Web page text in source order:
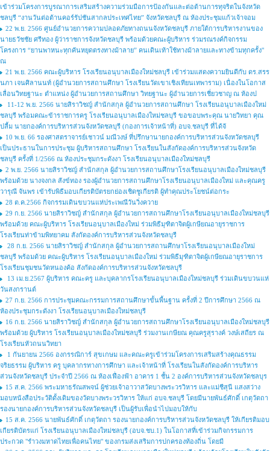
เข้าร่วมโครงการบูรณาการเสริมสร้างความร่วมมือการป้องกันและต่อต้านการทุจริตในจังหวัด
ชลบุรี “งานวันต่อต้านคอร์รัปชันสากลประเทศไทย” จังหวัดชลบุรี ณ ห้องประชุมแก้วเจ้าจอม
22 พ.ย. 2566 ศูนย์อำนวยการความปลอดภัยทางถนนจังหวัดชลบุรี ภายใต้การบริหารงานของ
นายธวัชชัย ศรีทอง ผู้ว่าราชการจังหวัดชลบุรี พร้อมด้วยคณะผู้บริหาร ร่วมรณรงค์กิจกรรม
โครงการ “ยานพาหนะทุกคันหยุดตรงทางม้าลาย” คนเดินเท้าใช้ทางม้าลายและทางข้ามทุกครั้ง"
ณ
21 พ.ย. 2566 คณะผู้บริหาร โรงเรียนอนุบาลเมืองใหม่ชลบุรี เข้าร่วมแสดงความยินดีกับ ดร.สรร
นภา เจนศิลานนท์ (ผู้อำนวยการสถานศึกษา โรงเรียนวัดเขาเชิงเทียนเทพาราม) เนื่องในโอกาส
เลื่อนวิทยฐานะ ตำแหน่ง ผู้อำนวยการสถานศึกษา วิทยฐานะ ผู้อำนวยการเชี่ยวชาญ ณ ห้องป
11-12 พ.ย. 2566 นายสิราวิชญ์ สำนักสกุล ผู้อำนวยการสถานศึกษา โรงเรียนอนุบาลเมืองใหม่
ชลบุรี พร้อมคณะข้าราชการครู โรงเรียนอนุบาลเมืองใหม่ชลบุรี ขอขอบพระคุณ นายวิทยา คุณ
ปลื้ม นายกองค์การบริหารส่วนจังหวัดชลบุรี (กองการเจ้าหน้าที่) อบจ.ชลบุรี ที่ได้จั
10 พ.ย. 66 รองศาสตราจารย์เชาวน์ มณีวงษ์ ที่ปรึกษานายกองค์การบริหารส่วนจังหวัดชลบุรี
เป็นประธานในการประชุม ผู้บริหารสถานศึกษา โรงเรียนในสังกัดองค์การบริหารส่วนจังหวัด
ชลบุรี ครั้งที่ 1/2566 ณ ห้องประชุมกระดังงา โรงเรียนอนุบาลเมืองใหม่ชลบุรี
2 พ.ย. 2566 นายสิราวิชญ์ สำนักสกุล ผู้อำนวยการสถานศึกษาโรงเรียนอนุบาลเมืองใหม่ชลบุรี
พร้อมด้วย นางจงกล สังข์ทอง รองผู้อำนวยการสถานศึกษาโรงเรียนอนุบาลเมืองใหม่ และคุณครู
วารุณี จันพร เข้ารับพิธีมอบเกียรติบัตรยกย่องเชิดชูเกียรติ ผู้ทำคุณประโยชน์ต่อกระ
28 ต.ค.2566 กิจกรรมเดินขบวนแห่ประเพณีวันวิ่งควาย
29 ก.ย. 2566 นายสิราวิชญ์ สำนักสกุล ผู้อำนวยการสถานศึกษาโรงเรียนอนุบาลเมืองใหม่ชลบุรี
พร้อมด้วย คณะผู้บริหาร โรงเรียนอนุบาลเมืองใหม่ ร่วมพิธีมุฑิตาจิตผู้เกษียณอายุราชการ
โรงเรียนท่าข้ามพิทยาคม สังกัดองค์การบริหารส่วนจังหวัดชลบุรี
28 ก.ย. 2566 นายสิราวิชญ์ สำนักสกุล ผู้อำนวยการสถานศึกษาโรงเรียนอนุบาลเมืองใหม่
ชลบุรี พร้อมด้วย คณะผู้บริหาร โรงเรียนอนุบาลเมืองใหม่ ร่วมพิธีมุฑิตาจิตผู้เกษียณอายุราชการ
โรงเรียนชุมชนวัดหนองค้อ สังกัดองค์การบริหารส่วนจังหวัดชลบุรี
13 เม.ย.2567 ผู้บริหาร คณะครู และบุคลากรโรงเรียนอนุบาลเมืองใหม่ชลบุรี ร่วมเดินขบวนแห่
วันสงกรานต์
27 ก.ย. 2566 การประชุมคณะกรรมการสถานศึกษาขั้นพื้นฐาน ครั้งที่ 2 ปีการศึกษา 2566 ณ
ห้องประชุมกระดังงา โรงเรียนอนุบาลเมืองใหม่ชลบุรี
16 ก.ย. 2566 นายสิราวิชญ์ สำนักสกุล ผู้อำนวยการสถานศึกษาโรงเรียนอนุบาลเมืองใหม่ชลบุรี
พร้อมด้วย ผู้บริหาร โรงเรียนอนุบาลเมืองใหม่ชลบุรี ร่วมงานเกษียณ คุณครูสุรางค์ วงษ์เสถียร ณ
โรงเรียนหัวถนนวิทยา
1 กันยายน 2566 องกรรณิการ์ สุขเกษม และคณะครูเข้าร่วมโครงการเสริมสร้างคุณธรรม
จริยธรรม ผู้บริหาร ครู บุคลากรทางการศึกษา และเจ้าหน้าที่ โรงเรียนในสังกัดองค์การบริหาร
ส่วนจังหวัดชลบุรี ประจำปี 2566 ณ ห้องเฟื่องฟ้า อาคาร 1 ชั้น 2 องค์การบริหารส่วนจังหวัดชลบุร
15 ส.ค. 2566 พระมหาธรัณสพจน์ ผู้ช่วยเจ้าอาวาสวัดบางพระวรวิหาร และแม่ชีสุนี แสงสว่าง
มอบหนังสือประวัติดั้งเดิมของวัดบางพระวรวิหาร ให้แก่ อบจ.ชลบุรี โดยมีนายพันธ์ศักดิ์ เกตุวัตถา
รองนายกองค์การบริหารส่วนจังหวัดชลบุรี เป็นผู้รับเพื่อนำไปมอบให้กับ
15 ส.ค. 2566 นายพันธ์ศักดิ์ เกตุวัตถา รองนายกองค์การบริหารส่วนจังหวัดชลบุรี ให้เกียรติมอบ
เกียรติบัตรแก่ โรงเรียนอนุบาลเมืองใหม่ชลบุรี (อบจ.ชบ.1) ในโอกาสที่เข้าร่วมกิจกรรมการ
ประกวด "รำวงมหาดไทยเพื่อคนไทย" ของกรมส่งเสริมการปกครองท้องถิ่น โดยมี